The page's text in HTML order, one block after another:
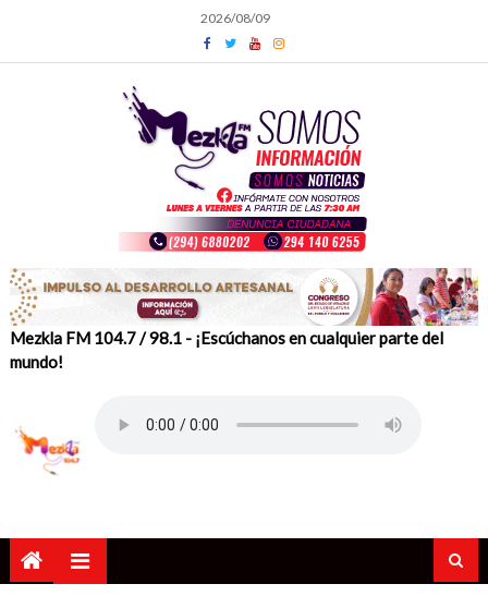
content
2026/08/09
Mezkla FM 104.7 / 98.1 - ¡Escúchanos en cualquier parte del
mundo!